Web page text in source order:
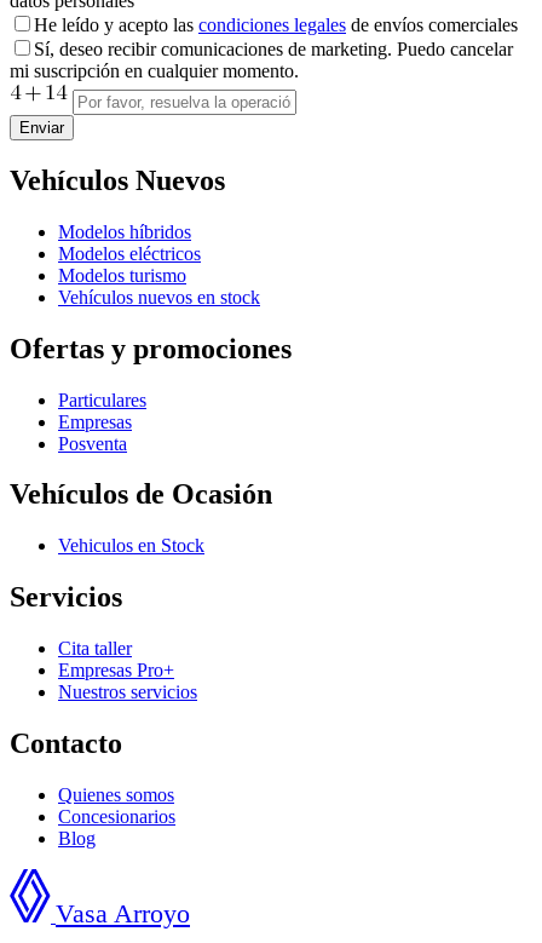
He leído y acepto las condiciones legales de envíos comerciales
Sí, deseo recibir comunicaciones de marketing. Puedo cancelar
mi suscripción en cualquier momento.
Enviar
Vehículos Nuevos
Modelos híbridos
Modelos eléctricos
Modelos turismo
Vehículos nuevos en stock
Ofertas y promociones
Particulares
Empresas
Posventa
Vehículos de Ocasión
Vehiculos en Stock
Servicios
Cita taller
Empresas Pro+
Nuestros servicios
Contacto
Quienes somos
Concesionarios
Blog
Vasa Arroyo